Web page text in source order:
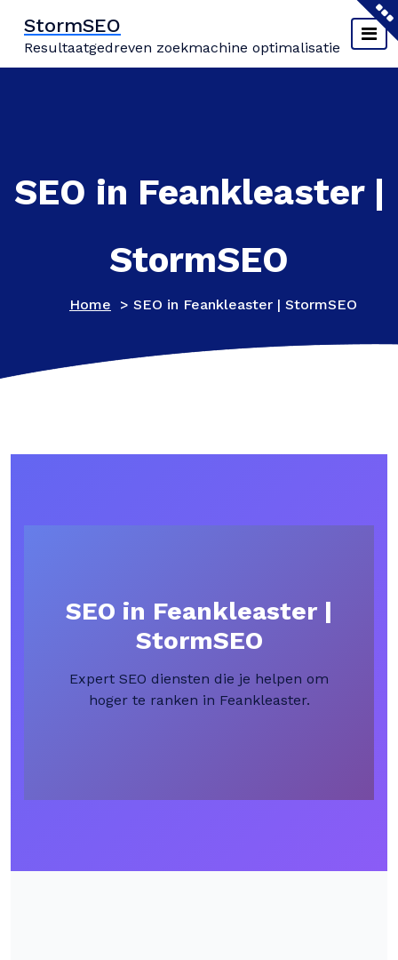
inhoud
springen
StormSEO
Resultaatgedreven zoekmachine optimalisatie
SEO in Feankleaster |
StormSEO
Home > SEO in Feankleaster | StormSEO
SEO in Feankleaster |
StormSEO
Expert SEO diensten die je helpen om
hoger te ranken in Feankleaster.